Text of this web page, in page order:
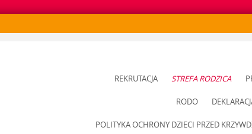
REKRUTACJA STREFA RODZICA
RODO
POLITYKA OCHRONY DZIECI PRZED